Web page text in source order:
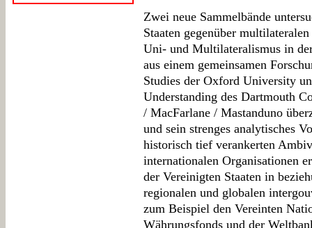
Zwei neue Sammelbände
Staaten gegenüber
Uni- und Multilateralismus in
aus einem gemeinsamen
Studies der Oxford University
Understanding des Dartmouth
/ MacFarlane / Mastanduno
und sein strenges analytisches
historisch tief verankerten
internationalen Organisationen
der Vereinigten Staaten in
regionalen und globalen
zum Beispiel den Vereinten
Währungsfonds und der